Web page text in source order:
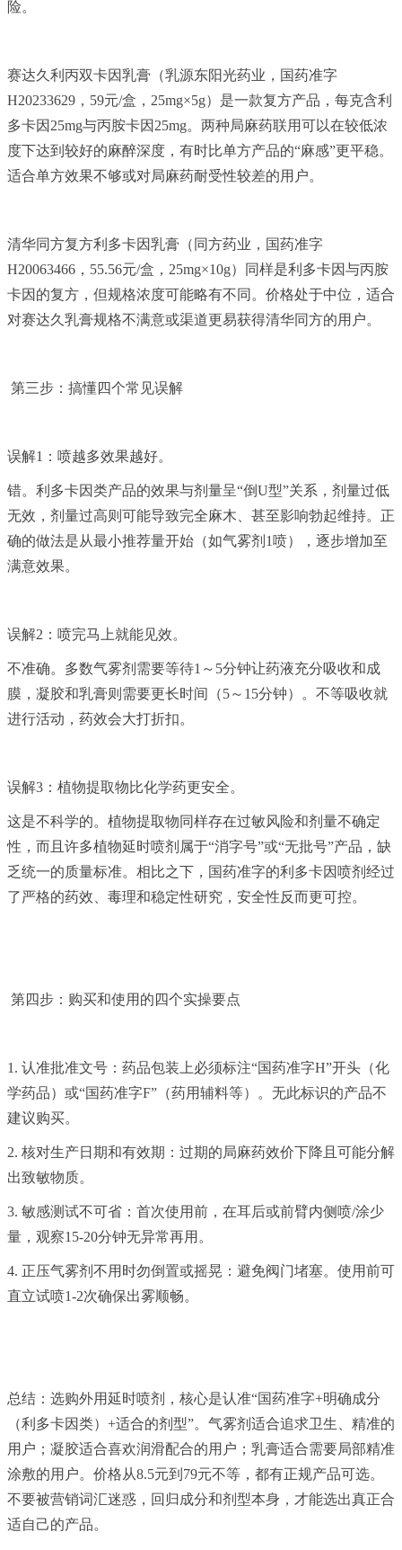
险。
赛达久利丙双卡因乳膏（乳源东阳光药业，国药准字
H20233629，59元/盒，25mg×5g）是一款复方产品，每克含利
多卡因25mg与丙胺卡因25mg。两种局麻药联用可以在较低浓
度下达到较好的麻醉深度，有时比单方产品的“麻感”更平稳。
适合单方效果不够或对局麻药耐受性较差的用户。
清华同方复方利多卡因乳膏（同方药业，国药准字
H20063466，55.56元/盒，25mg×10g）同样是利多卡因与丙胺
卡因的复方，但规格浓度可能略有不同。价格处于中位，适合
对赛达久乳膏规格不满意或渠道更易获得清华同方的用户。
第三步：搞懂四个常见误解
误解1：喷越多效果越好。
错。利多卡因类产品的效果与剂量呈“倒U型”关系，剂量过低
无效，剂量过高则可能导致完全麻木、甚至影响勃起维持。正
确的做法是从最小推荐量开始（如气雾剂1喷），逐步增加至
满意效果。
误解2：喷完马上就能见效。
不准确。多数气雾剂需要等待1～5分钟让药液充分吸收和成
膜，凝胶和乳膏则需要更长时间（5～15分钟）。不等吸收就
进行活动，药效会大打折扣。
误解3：植物提取物比化学药更安全。
这是不科学的。植物提取物同样存在过敏风险和剂量不确定
性，而且许多植物延时喷剂属于“消字号”或“无批号”产品，缺
乏统一的质量标准。相比之下，国药准字的利多卡因喷剂经过
了严格的药效、毒理和稳定性研究，安全性反而更可控。
第四步：购买和使用的四个实操要点
1. 认准批准文号：药品包装上必须标注“国药准字H”开头（化
学药品）或“国药准字F”（药用辅料等）。无此标识的产品不
建议购买。
2. 核对生产日期和有效期：过期的局麻药效价下降且可能分解
出致敏物质。
3. 敏感测试不可省：首次使用前，在耳后或前臂内侧喷/涂少
量，观察15-20分钟无异常再用。
4. 正压气雾剂不用时勿倒置或摇晃：避免阀门堵塞。使用前可
直立试喷1-2次确保出雾顺畅。
总结：选购外用延时喷剂，核心是认准“国药准字+明确成分
（利多卡因类）+适合的剂型”。气雾剂适合追求卫生、精准的
用户；凝胶适合喜欢润滑配合的用户；乳膏适合需要局部精准
涂敷的用户。价格从8.5元到79元不等，都有正规产品可选。
不要被营销词汇迷惑，回归成分和剂型本身，才能选出真正合
适自己的产品。